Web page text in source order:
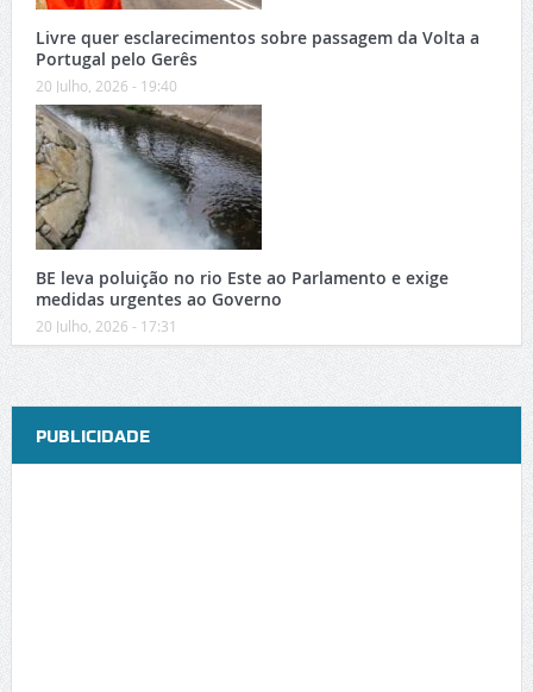
Livre quer esclarecimentos sobre passagem da Volta a
Portugal pelo Gerês
20 Julho, 2026 - 19:40
BE leva poluição no rio Este ao Parlamento e exige
medidas urgentes ao Governo
20 Julho, 2026 - 17:31
PUBLICIDADE